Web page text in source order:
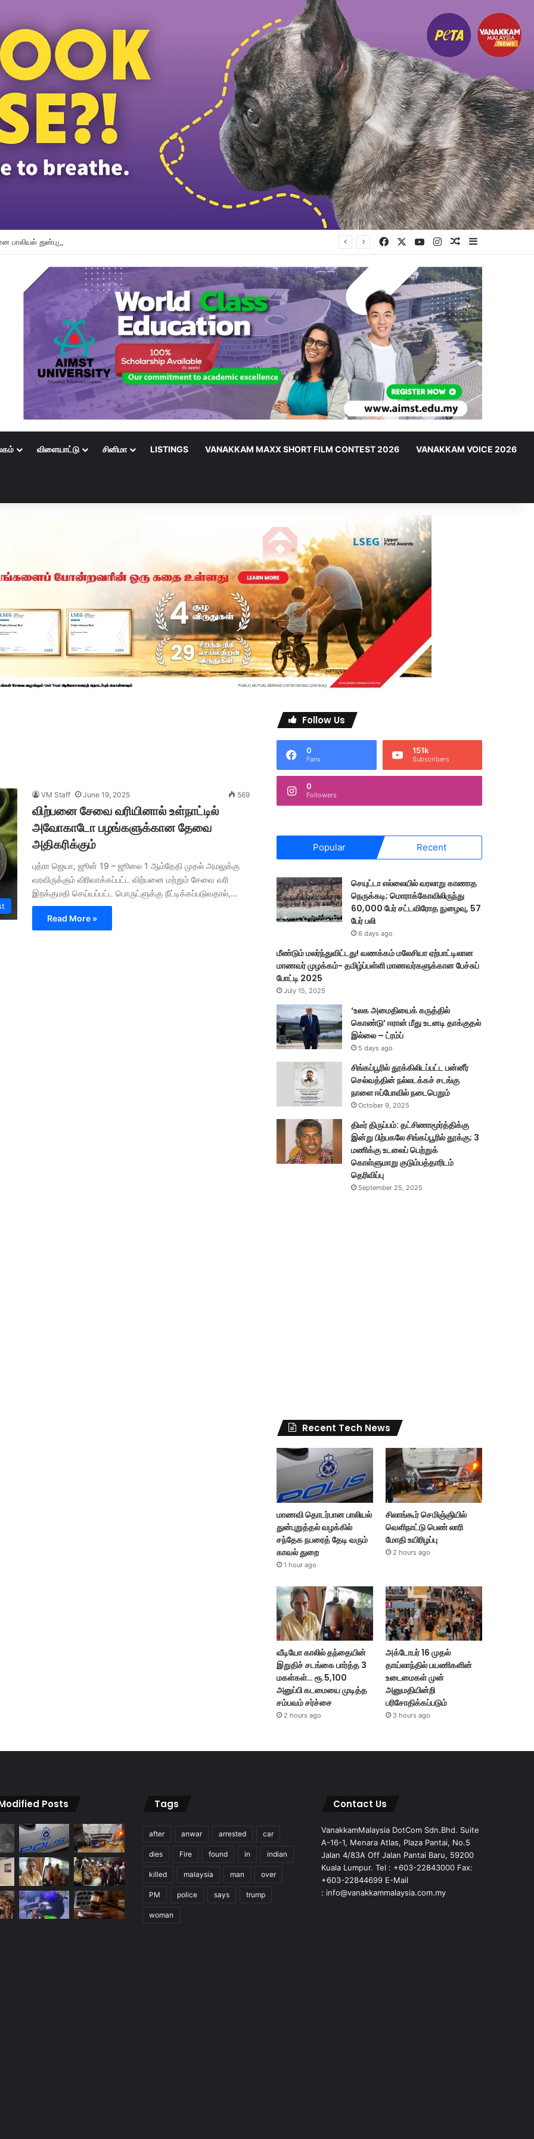
பாலியல் துன்புறுத்தல் வழக்கில் சந்தேக நபரைத் தேடி வரும் காவல் துறை Facebook YouTubeInstagramRandom Article
விளையாட்டு சினிமா LISTINGS VANAKKAM MAXX SHORT FILM CONTEST 2026 VANAKKAM VOICE 2026
VM Staff June 19, 2025 569
விற்பனை சேவை வரியினால் உள்நாட்டில்
அவோகாடோ பழங்களுக்கான தேவை
அதிகரிக்கும்
புத்ரா ஜெயா, ஜூன் 19 – ஜூலை 1 ஆம்தேதி முதல் அமலுக்கு
வரவிருக்கும் விரிவாக்கப்பட்ட விற்பனை மற்றும் சேவை வரி
இறக்குமதி செய்யப்பட்ட பொருட்ளுக்கு நீட்டிக்கப்படுவதால்,…
Read More »
Follow Us
0
Fans
151k
Subscribers
0
Followers
Popular Recent
செயுட்டா எல்லையில் வரலாறு காணாத
நெருக்கடி; மொராக்கோவிலிருந்து
60,000 பேர் சட்டவிரோத நுழைவு, 57
பேர் பலி
6 days ago
மீண்டும் மலர்ந்துவிட்டது! வணக்கம் மலேசியா ஏற்பாட்டிலான
மாணவர் முழக்கம்- தமிழ்ப்பள்ளி மாணவர்களுக்கான பேச்சுப்
போட்டி 2025
July 15, 2025
‘உலக அமைதியைக் கருத்தில்
கொண்டு’ ஈரான் மீது உடனடி தாக்குதல்
இல்லை – ட்ரம்ப்
5 days ago
சிங்கப்பூரில் தூக்கிலிடப்பட்ட பன்னீர்
செல்வத்தின் நல்லடக்கச் சடங்கு
நாளை ஈப்போவில் நடைபெறும்
October 9, 2025
திடீர் திருப்பம்: தட்சிணாமூர்த்திக்கு
இன்று பிற்பகலே சிங்கப்பூரில் தூக்கு; 3
மணிக்கு உடலைப் பெற்றுக்
கொள்ளுமாறு குடும்பத்தாரிடம்
தெரிவிப்பு
September 25, 2025
Recent Tech News
மாணவி தொடர்பான பாலியல்
துன்புறுத்தல் வழக்கில்
சந்தேக நபரைத் தேடி வரும்
காவல் துறை
1 hour ago
சிலாங்கூர் செமிஞ்ஞியில்
வெளிநாட்டு பெண் லாரி
மோதி உயிரிழப்பு
2 hours ago
வீடியோ காலில் தந்தையின்
இறுதிச் சடங்கை பார்த்த 3
மகள்கள்… ரூ.5,100
அனுப்பி கடமையை முடித்த
சம்பவம் சர்ச்சை
2 hours ago
அக்டோபர் 16 முதல்
தாய்லாந்தில் பயணிகளின்
உடைமைகள் முன்
அனுமதியின்றி
பரிசோதிக்கப்படும்
3 hours ago
Posts Tags
after anwar arrested car
dies Fire found in indian
killed malaysia man over
PM police says trump
woman
Contact Us
VanakkamMalaysia DotCom Sdn.Bhd. Suite
A-16-1, Menara Atlas, Plaza Pantai, No.5
Jalan 4/83A Off Jalan Pantai Baru, 59200
Kuala Lumpur. Tel : +603-22843000 Fax:
+603-22844699 E-Mail
: info@vanakkammalaysia.com.my